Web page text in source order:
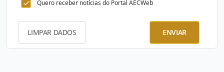
Quero receber notícias do Portal AECWeb
LIMPAR DADOS ENVIAR